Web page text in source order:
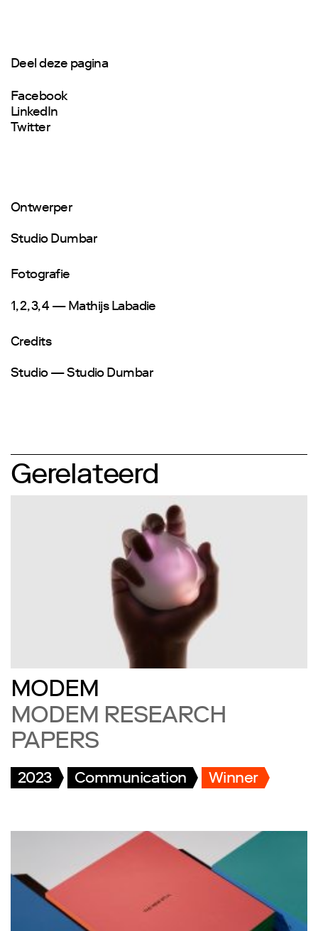
Deel deze pagina
Facebook
LinkedIn
Twitter
Ontwerper
Studio Dumbar
Fotografie
1, 2, 3, 4 — Mathijs Labadie
Credits
Studio — Studio Dumbar
Gerelateerd
MODEM
MODEM RESEARCH
PAPERS
2023 Communication Winner